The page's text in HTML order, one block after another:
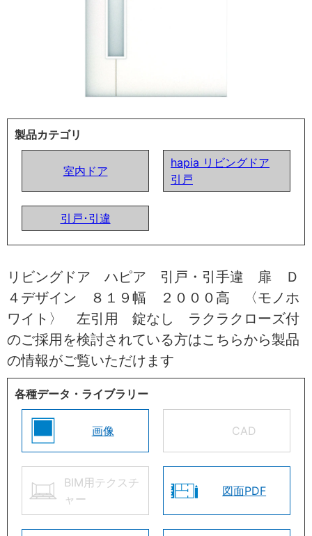
製品カテゴリ
室内ドア
hapia リビングドア
引戸
引戸･引違
リビングドア ハピア 引戸・引手違 扉 Ｄ
４デザイン ８１９幅 ２０００高 〈モノホ
ワイト〉 左引用 錠なし ラクラクローズ付
のご採用を検討されている方はこちらから製品
の情報がご覧いただけます
各種データ・ライブラリー
画像 CAD
BIM用テクスチ
ャー
図面PDF